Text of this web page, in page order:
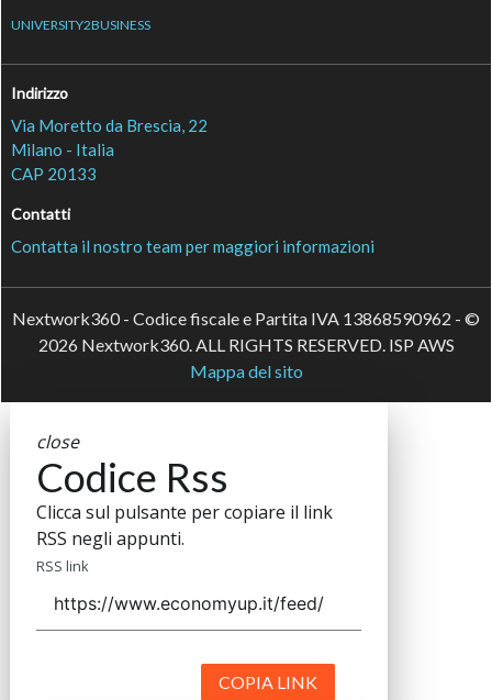
UNIVERSITY2BUSINESS
Indirizzo
Via Moretto da Brescia, 22
Milano - Italia
CAP 20133
Contatti
Contatta il nostro team per maggiori informazioni
Nextwork360 - Codice fiscale e Partita IVA 13868590962 - ©
2026 Nextwork360. ALL RIGHTS RESERVED. ISP AWS
Mappa del sito
close
Codice Rss
Clicca sul pulsante per copiare il link
RSS negli appunti.
RSS link
COPIA LINK